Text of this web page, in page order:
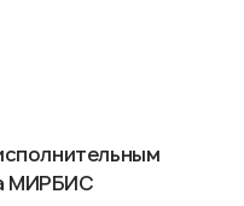
МИРБИС